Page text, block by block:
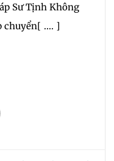
Sư Tịnh Không
chuyển[ .... ]